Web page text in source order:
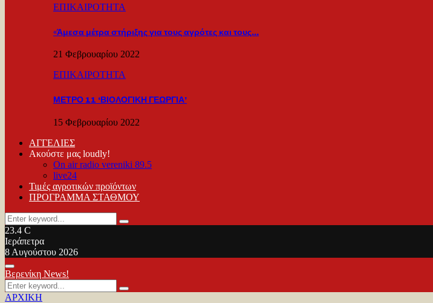
ΕΠΙΚΑΙΡΟΤΗΤΑ
«Άμεσα μέτρα στήριξης για τους αγρότες και τους…
21 Φεβρουαρίου 2022
ΕΠΙΚΑΙΡΟΤΗΤΑ
ΜΕΤΡΟ 11 ‘ΒΙΟΛΟΓΙΚΗ ΓΕΩΡΓΙΑ’
15 Φεβρουαρίου 2022
ΑΓΓΕΛΙΕΣ
Ακούστε μας loudly!
On air radio vereniki 89.5
live24
Τιμές αγροτικών προϊόντων
ΠΡΟΓΡΑΜΜΑ ΣΤΑΘΜΟΥ
Search
for:
Search
23.4 C
Ιεράπετρα
8 Αυγούστου 2026
Facebook
Twitter
Youtube
Primary
Menu
Βερενίκη News!
Search
for:
Search
ΑΡΧΙΚΗ